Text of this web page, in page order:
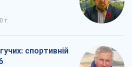
т.
спортивній